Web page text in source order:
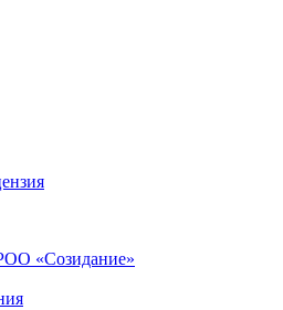
«Созидание»